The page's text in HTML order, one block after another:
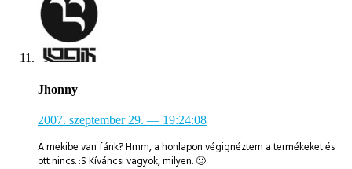
Jhonny
2007. szeptember 29. — 19:24:08
A mekibe van fánk? Hmm, a honlapon végignéztem a termékeket és
ott nincs. :S Kíváncsi vagyok, milyen. 🙂